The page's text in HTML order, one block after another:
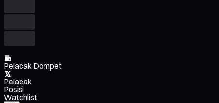
Pelacak Dompet
Pelacak
Posisi
Watchlist